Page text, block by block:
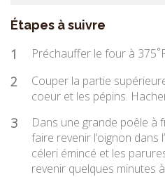
Étapes à suivre
1 Préchauffer le four à
2
Couper la partie
coeur et les pépins.
3
Dans une grande poêle à
faire revenir l’oignon dans
céleri émincé et les
revenir quelques minutes